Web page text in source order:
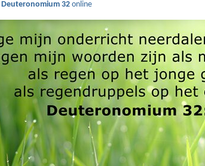
Deuteronomium 32 online